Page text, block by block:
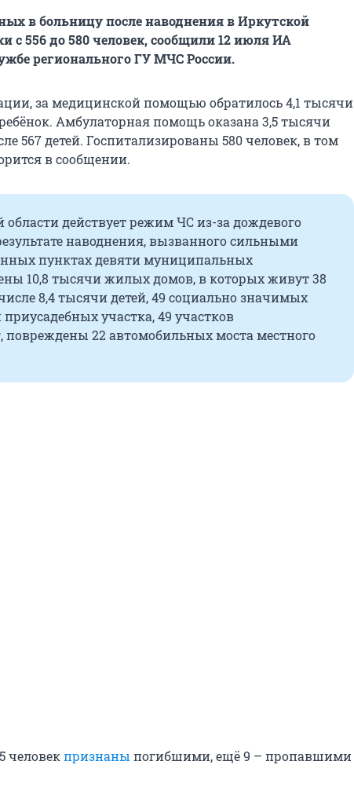
в больницу после наводнения в Иркутской
с 556 до 580 человек, сообщили 12 июля ИА
регионального ГУ МЧС России.
за медицинской помощью обратилось 4,1 тысячи
Амбулаторная помощь оказана 3,5 тысячи
567 детей. Госпитализированы 580 человек, в том
в сообщении.
действует режим ЧС из-за дождевого
наводнения, вызванного сильными
пунктах девяти муниципальных
10,8 тысячи жилых домов, в которых живут 38
8,4 тысячи детей, 49 социально значимых
приусадебных участка, 49 участков
повреждены 22 автомобильных моста местного
человекпризнаны погибшими, ещё 9 – пропавшими